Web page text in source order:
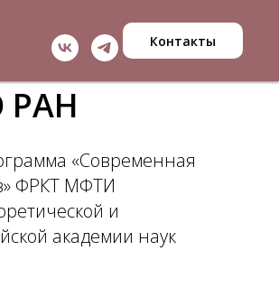
Контакты
РАН
«Современная
ФРКТ МФТИ
и
академии наук